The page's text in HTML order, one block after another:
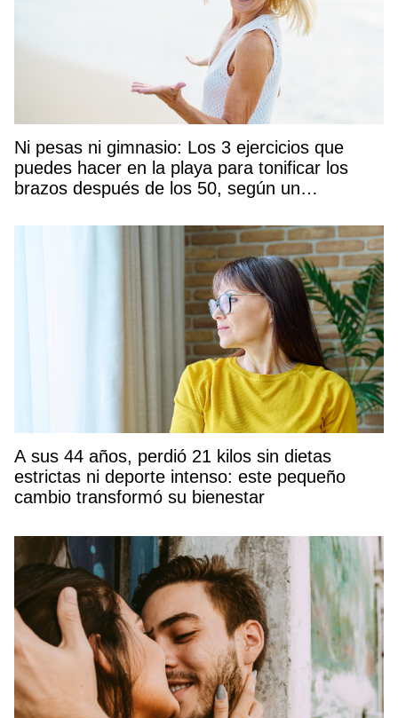
Ni pesas ni gimnasio: Los 3 ejercicios que
puedes hacer en la playa para tonificar los
brazos después de los 50, según un
A sus 44 años, perdió 21 kilos sin dietas
estrictas ni deporte intenso: este pequeño
cambio transformó su bienestar